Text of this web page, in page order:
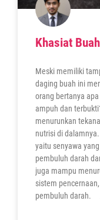
Khasiat
Meski memiliki
daging buah ini
orang bertanya
ampuh dan
menurunkan
nutrisi di
yaitu senyawa
pembuluh darah
juga mampu
sistem
pembuluh darah.